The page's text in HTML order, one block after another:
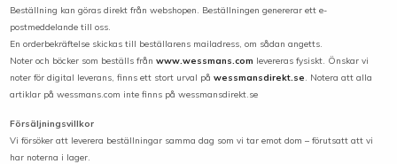
Beställning kan göras direkt från webshopen. Beställningen genererar ett e-
postmeddelande till oss.
En orderbekräftelse skickas till beställarens mailadress, om sådan angetts.
Noter och böcker som beställs från www.wessmans.com levereras fysiskt. Önskar vi
noter för digital leverans, finns ett stort urval på wessmansdirekt.se. Notera att alla
artiklar på wessmans.com inte finns på wessmansdirekt.se
Försäljningsvillkor
Vi försöker att leverera beställningar samma dag som vi tar emot dom – förutsatt att vi
har noterna i lager.